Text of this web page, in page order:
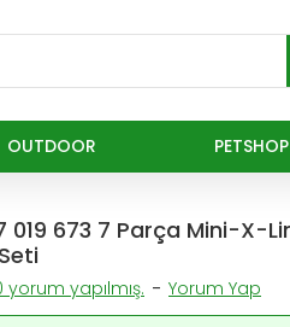
OUTDOOR PETSHOP
019 673 7 Parça Mini-X-
yorum yapılmış. - Yorum Yap